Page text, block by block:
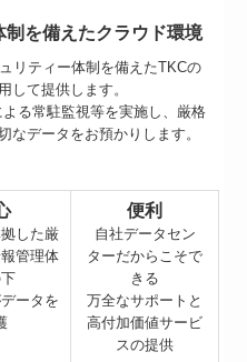
を備えたクラウド環境
リティー体制を備えたTKCの
して提供します。
る常駐監視等を実施し、厳格
なデータをお預かりします。
した厳
管理体
ータを
便利
自社データセン
ターだからこそで
きる
万全なサポートと
高付加価値サービ
スの提供